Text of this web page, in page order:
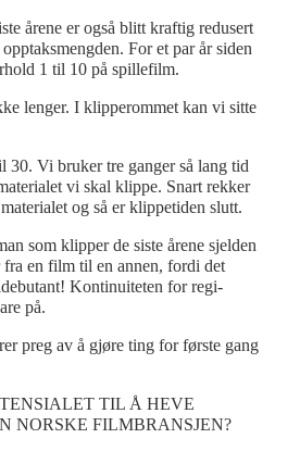
årene er også blitt kraftig redusert
For et par år siden
1 til 10 på spillefilm.
lenger. I klipperommet kan vi sitte
30. Vi bruker tre ganger så lang tid
vi skal klippe. Snart rekker
og så er klippetiden slutt.
som klipper de siste årene sjelden
en film til en annen, fordi det
Kontinuiteten for regi-
på.
preg av å gjøre ting for første gang
TIL Å HEVE
NORSKE FILMBRANSJEN?